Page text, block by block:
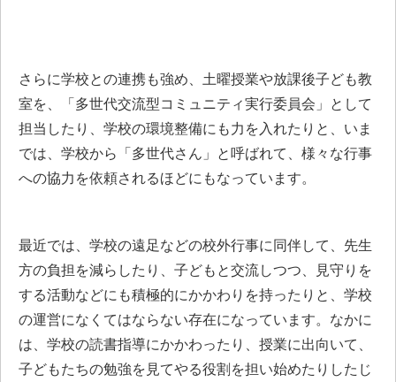
さらに学校との連携も強め、土曜授業や放課後子ども教
室を、「多世代交流型コミュニティ実行委員会」として
担当したり、学校の環境整備にも力を入れたりと、いま
では、学校から「多世代さん」と呼ばれて、様々な行事
への協力を依頼されるほどにもなっています。
最近では、学校の遠足などの校外行事に同伴して、先生
方の負担を減らしたり、子どもと交流しつつ、見守りを
する活動などにも積極的にかかわりを持ったりと、学校
の運営になくてはならない存在になっています。なかに
は、学校の読書指導にかかわったり、授業に出向いて、
子どもたちの勉強を見てやる役割を担い始めたりしたじ